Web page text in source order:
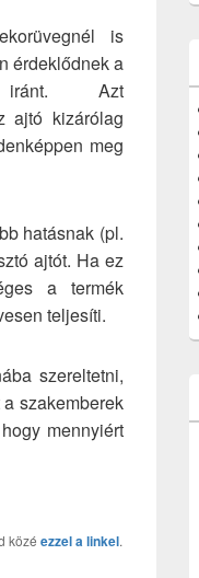
is
érdeklődnek a
Azt
ajtó kizárólag
meg
hatásnak (pl.
ajtót. Ha ez
a termék
teljesíti.
szereltetni,
szakemberek
mennyiért
közé ezzel a linkel.